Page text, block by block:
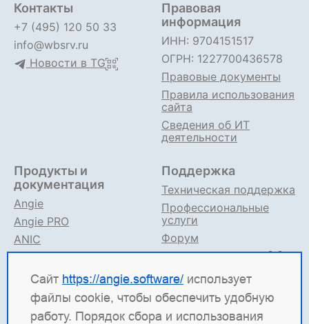
Сайт https://angie.software/ использует
файлы cookie, чтобы обеспечить удобную
работу. Порядок сбора и использования
Контакты
+7 (495) 120 50 33
info@wbsrv.ru
Новости в TG
Правовая
информация
ИНН: 9704151517
ОГРН: 1227700436578
Правовые документы
Правила использования
сайта
Сведения об ИТ
деятельности
Продукты и
документация
Angie
Angie PRO
ANIC
Angie ADC
Документация
Поддержка
Техническая поддержка
Профессиональные
услуги
Форум
Поддержка в TG
Angie Software(ООО "Веб-Сервер") — российская